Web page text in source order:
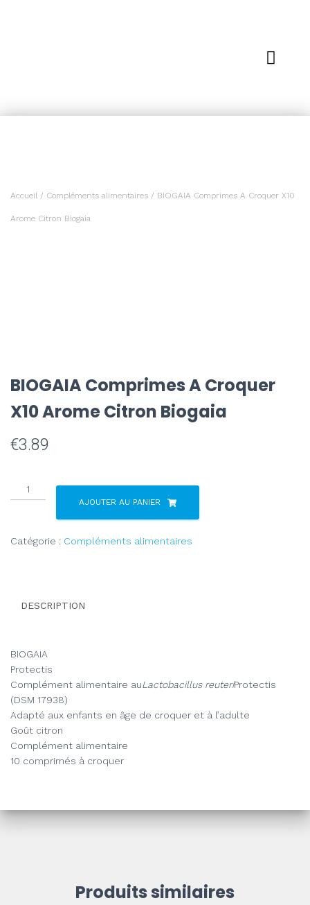
Accueil / Compléments alimentaires / BIOGAIA Comprimes A Croquer X10
Arome Citron Biogaia
BIOGAIA Comprimes A Croquer
X10 Arome Citron Biogaia
€3.89
AJOUTER AU PANIER
Catégorie : Compléments alimentaires
DESCRIPTION
BIOGAIA
Protectis
Complément alimentaire auLactobacillus reuteriProtectis
(DSM 17938)
Adapté aux enfants en âge de croquer et à l’adulte
Goût citron
Complément alimentaire
10 comprimés à croquer
Produits similaires